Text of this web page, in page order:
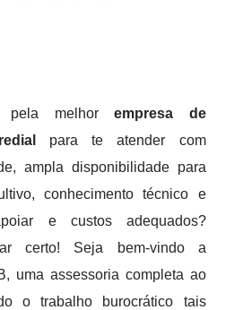
pela melhorempresa de
para te atender com
ampla disponibilidade para
conhecimento técnico e
e custos adequados?
certo! Seja bem-vindo a
uma assessoria completa ao
o trabalho burocrático tais